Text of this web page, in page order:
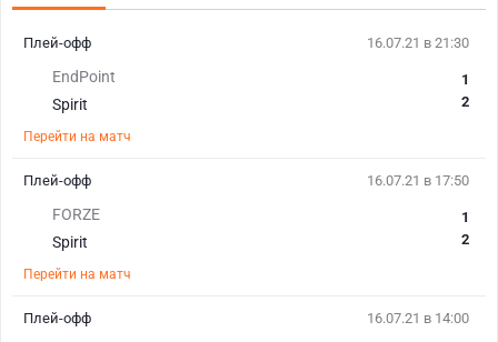
16.07.21 в 21:30
EndPoint
Spirit
1
2
Перейти на матч
Плей-офф
16.07.21 в 17:50
FORZE
Spirit
1
2
Перейти на матч
Плей-офф
16.07.21 в 14:00
Плей-офф